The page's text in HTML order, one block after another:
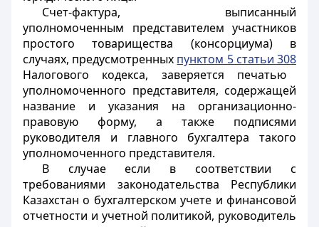
Счет-фактура, выписанный
уполномоченным представителем участников
простого товарищества (консорциума) в
случаях, предусмотренных пунктом 5 статьи 308
Налогового кодекса, заверяется печатью
уполномоченного представителя, содержащей
название и указания на организационно-
правовую форму, а также подписями
руководителя и главного бухгалтера такого
уполномоченного представителя.
В случае если в соответствии с
требованиями законодательства Республики
Казахстан о бухгалтерском учете и финансовой
отчетности и учетной политикой, руководитель